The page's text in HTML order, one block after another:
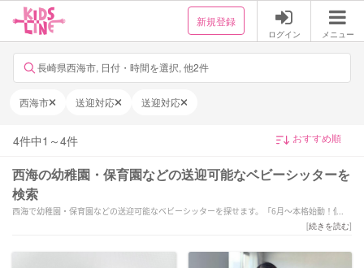
新規登録
ログイン メニュー
長崎県西海市, 日付・時間を選択, 他2件
西海市 送迎対応 送迎対応
4件中1 ～4件
西海の幼稚園・保育園などの送迎可能なベビーシッターを
検索
西海で幼稚園・保育園などの送迎可能なベビーシッターを探せます。「6月〜本格始動！個性
ます♪」「製作無料！送迎のみOK!24時間対応！
[続きを読む]